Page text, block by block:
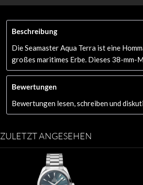
Beschreibung
Die Seamaster Aqua Terra ist eine
großes maritimes Erbe. Dieses 38-mm-
Bewertungen
Bewertungen lesen, schreiben und
ZULETZT ANGESEHEN